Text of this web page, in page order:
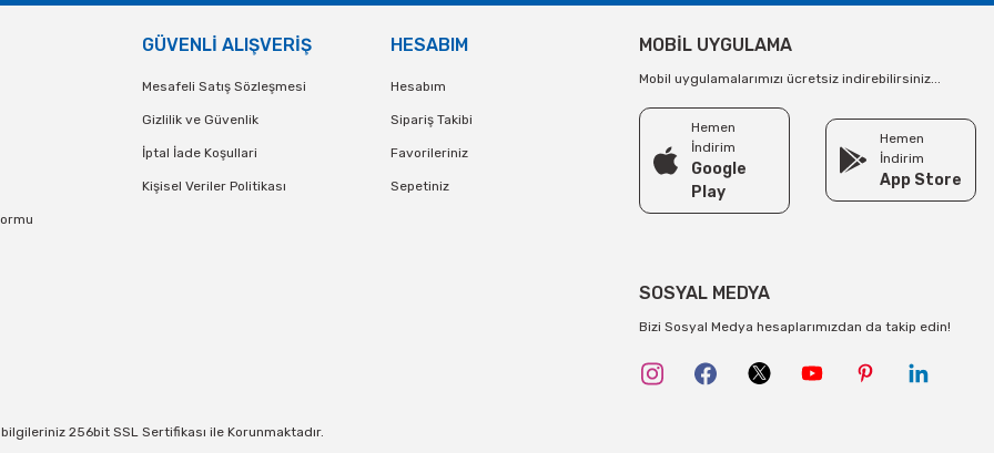
GÜVENLİ ALIŞVERİŞ
Mesafeli Satış Sözleşmesi
Gizlilik ve Güvenlik
İptal İade Koşullari
Kişisel Veriler Politikası
HESABIM
Hesabım
Sipariş Takibi
Favorileriniz
Sepetiniz
MOBİL UYGULAMA
Mobil uygulamalarımızı ücretsiz indirebilirsiniz...
Hemen
İndirim
Google
Play
Hemen
İndirim
App Store
SOSYAL MEDYA
Bizi Sosyal Medya hesaplarımızdan da takip edin!
256bit SSL Sertifikası ile Korunmaktadır.